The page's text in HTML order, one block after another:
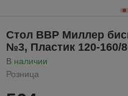
Стол ВВР Миллер
№3, Пластик 120-160/
В наличии
Розница